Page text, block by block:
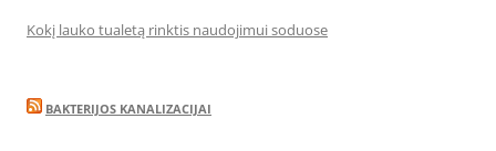
Kokį lauko tualetą rinktis naudojimui soduose
BAKTERIJOS KANALIZACIJAI